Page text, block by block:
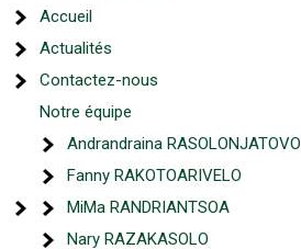
Accueil
Actualités
Contactez-nous
Notre équipe
Andrandraina RASOLONJATOVO
Fanny RAKOTOARIVELO
MiMa RANDRIANTSOA
Nary RAZAKASOLO